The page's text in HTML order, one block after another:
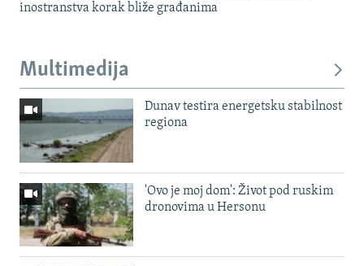
inostranstva korak bliže građanima
Multimedija
Dunav testira energetsku stabilnost
regiona
'Ovo je moj dom': Život pod ruskim
dronovima u Hersonu